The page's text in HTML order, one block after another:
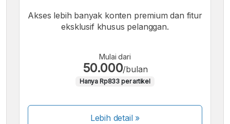
Akses lebih banyak konten premium dan fitur
eksklusif khusus pelanggan.
Mulai dari
50.000/bulan
Hanya Rp833 per artikel
Lebih detail »